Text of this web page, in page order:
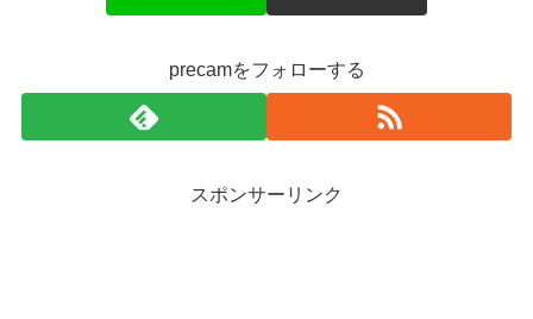
precamをフォローする
スポンサーリンク